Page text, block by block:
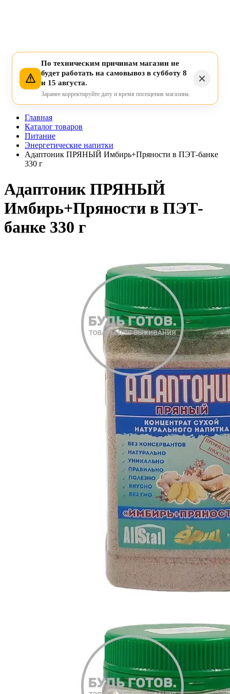
По техническим причинам магазин не
будет работать на самовывоз в субботу 8
и 15 августа.
Заранее корректируйте дату и время посещения магазина.
Главная
Каталог товаров
Питание
Энергетические напитки
Адаптоник ПРЯНЫЙ Имбирь+Пряности в ПЭТ-банке
330 г
Адаптоник ПРЯНЫЙ
Имбирь+Пряности в ПЭТ-
банке 330 г